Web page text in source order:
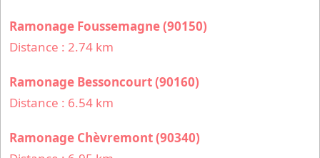
Ramonage Foussemagne (90150)
Distance : 2.74 km
Ramonage Bessoncourt (90160)
Distance : 6.54 km
Ramonage Chèvremont (90340)